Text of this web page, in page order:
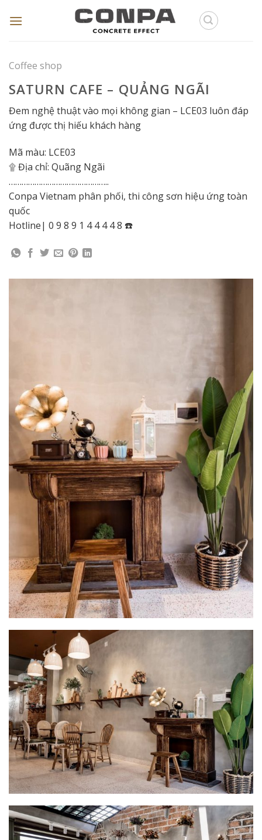
Coffee shop
SATURN CAFE – QUẢNG NGÃI
Đem nghệ thuật vào mọi không gian – LCE03 luôn đáp
ứng được thị hiếu khách hàng
Mã màu: LCE03
۩ Địa chỉ: Quãng Ngãi
………………………………………..
Conpa Vietnam phân phối, thi công sơn hiệu ứng toàn
quốc
Hotline| 0 9 8 9 1 4 4 4 4 8 ☎️